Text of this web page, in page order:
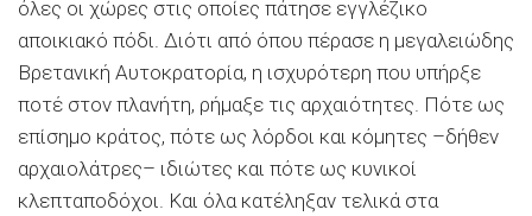
όλες οι χώρες στις οποίες πάτησε εγγλέζικο
αποικιακό πόδι. Διότι από όπου πέρασε η μεγαλειώδης
Βρετανική Αυτοκρατορία, η ισχυρότερη που υπήρξε
ποτέ στον πλανήτη, ρήμαξε τις αρχαιότητες. Πότε ως
επίσημο κράτος, πότε ως λόρδοι και κόμητες –δήθεν
αρχαιολάτρες– ιδιώτες και πότε ως κυνικοί
κλεπταποδόχοι. Και όλα κατέληξαν τελικά στα